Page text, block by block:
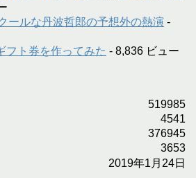
ルな丹波哲郎の予想外の熱演 -
フト券を作ってみた - 8,836 ビュー
519985
4541
376945
3653
2019年1月24日